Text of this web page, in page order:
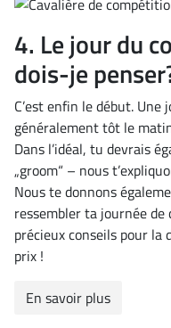
4. Le jour du
dois-je
C’est enfin le début.
généralement tôt le
Dans l’idéal, tu devrais
„groom“ – nous
Nous te donnons
ressembler ta journée
précieux conseils pour
prix !
En savoir plus